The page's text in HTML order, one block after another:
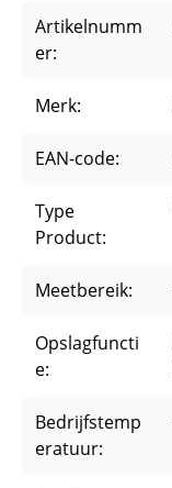
Artikelnumm
er:
Merk:
EAN-code:
Type
Product:
Meetbereik:
Opslagfuncti
e:
Bedrijfstemp
eratuur: